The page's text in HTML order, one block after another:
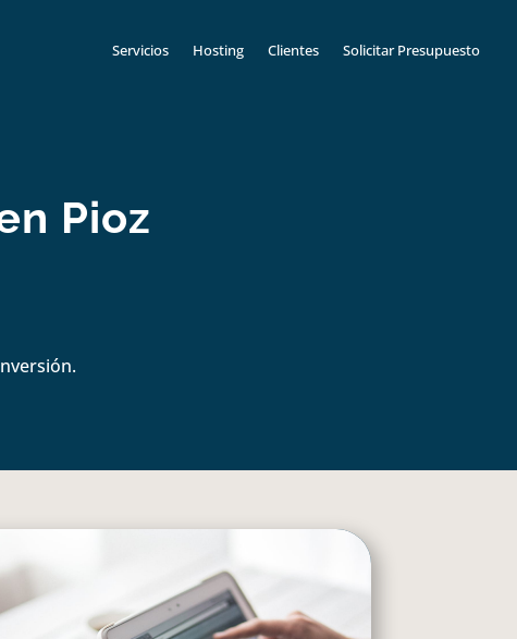
Servicios Hosting Clientes Solicitar Presupuesto
Pioz